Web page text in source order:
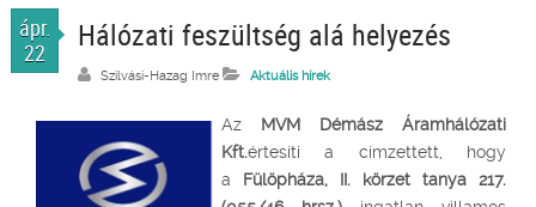
ápr.
22
Hálózati feszültség alá helyezés
Szilvási-Hazag Imre Aktuális hírek
Az MVM Démász Áramhálózati
Kft.értesíti a címzettett, hogy
a Fülöpháza, II. körzet tanya 217.